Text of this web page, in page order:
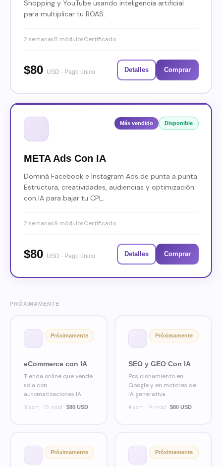
Shopping y YouTube usando inteligencia artificial
para multiplicar tu ROAS.
2 semanas8 módulosCertificado
$80 USD · Pago único Detalles Comprar
Más vendido Disponible
META Ads Con IA
Dominá Facebook e Instagram Ads de punta a punta.
Estructura, creatividades, audiencias y optimización
con IA para bajar tu CPL.
2 semanas9 módulosCertificado
$80 USD · Pago único Detalles Comprar
PRÓXIMAMENTE
Próximamente
eCommerce con IA
Tienda online que vende
sola con
automatizaciones IA.
3 sem · 15 mod · $80 USD
Próximamente
SEO y GEO Con IA
Posicionamiento en
Google y en motores de
IA generativa.
4 sem · 14 mod · $80 USD
Próximamente Próximamente